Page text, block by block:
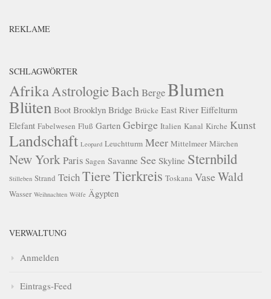
REKLAME
SCHLAGWÖRTER
AfrikaAstrologieBachBergeBlumen
Blüten Boot Brooklyn Bridge Brücke East River Eiffelturm
Elefant Fabelwesen Fluß Garten Gebirge Italien Kanal Kirche Kunst
Landschaft Leopard Leuchtturm Meer Mittelmeer Märchen
New YorkParis Sagen Savanne See Skyline Sternbild
Stilleben Strand TeichTiereTierkreis Toskana VaseWald
Wasser Weihnachten Wölfe Ägypten
VERWALTUNG
Anmelden
Eintrags-Feed